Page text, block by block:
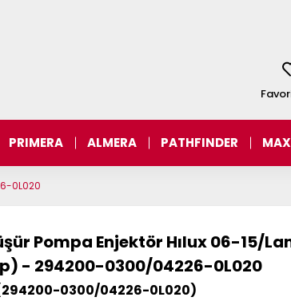
PRIMERA ALMERA PATHFINDER
0L020
Pompa Enjektör Hılux 06-15/
- 294200-0300/04226-0L020
0300/04226-0L020)